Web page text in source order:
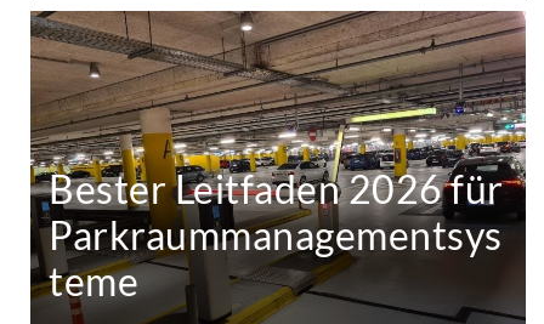
Bester Leitfaden 2026 für
Parkraummanagementsys
teme